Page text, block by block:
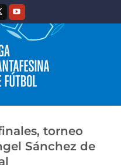
torneo
Sánchez de